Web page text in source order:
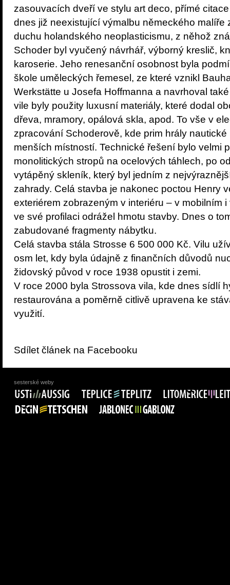
zasouvacích dveří ve stylu art deco, přímé
dnes již neexistující výmalbu německého malíře
duchu holandského neoplasticismu, z něhož
Schoder byl vyučený návrhář, výborný kreslič,
karoserie. Jeho renesanční osobnost byla
škole uměleckých řemesel, ze které vznikl
Werkstätte u Josefa Hoffmanna a navrhoval
vile byly použity luxusní materiály, které dodal
dřeva, mramory, opálová skla, apod. To vše v
zpracování Schoderově, kde prim hrály
menších místností. Technické řešení bylo velmi
monolitických stropů na ocelových táhlech, po
vytápěný skleník, který byl jedním z
zahrady. Celá stavba je nakonec poctou Henry
exteriérem zobrazeným v interiéru – v mobilním
ve své profilaci odrážel hmotu stavby. Dnes o
zabudované fragmenty nábytku.
Celá stavba stála Strosse 6 500 000 Kč. Vilu
osm let, kdy byla údajně z finančních důvodů
židovský původ v roce 1938 opustit i zemi.
V roce 2000 byla Strossova vila, kde dnes sídlí
restaurována a poměrně citlivě upravena ke
využití.
Sdílet článek na Facebooku
sesterské weby